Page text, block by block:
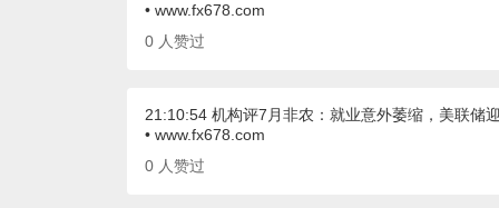
• www.fx678.com
0 人赞过
21:10:54 机构评7月非农：就业意外萎缩，美联储
• www.fx678.com
0 人赞过